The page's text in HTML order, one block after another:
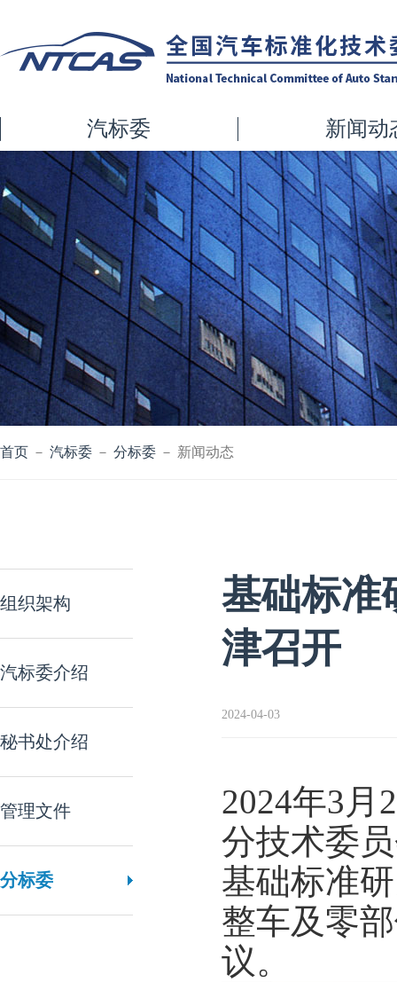
汽标委 新闻动
首页 － 汽标委 － 分标委 － 新闻动态
组织架构
汽标委介绍
秘书处介绍
管理文件
分标委
基础标准
津召开
2024-04-03
2024年3月
分技术委
基础标准
整车及零
议。